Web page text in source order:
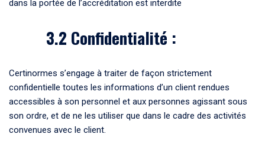
dans la portée de l’accréditation est interdite
3.2 Confidentialité :
Certinormes s’engage à traiter de façon strictement
confidentielle toutes les informations d’un client rendues
accessibles à son personnel et aux personnes agissant sous
son ordre, et de ne les utiliser que dans le cadre des activités
convenues avec le client.